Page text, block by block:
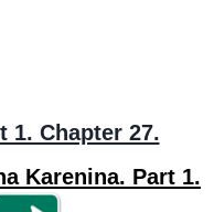
1. Chapter 27.
Karenina. Part 1.